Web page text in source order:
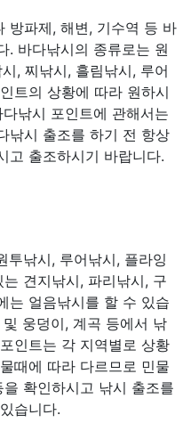
방파제, 해변, 기수역 등 바
. 바다낚시의 종류로는 원
, 찌낚시, 흘림낚시, 루어
트의 상황에 따라 원하시
낚시 포인트에 관해서는
낚시 출조를 하기 전 항상
고 출조하시기 바랍니다.
투낚시, 루어낚시, 플라잉
견지낚시, 파리낚시, 구
는 얼음낚시를 할 수 있습
웅덩이, 계곡 등에서 낚
인트는 각 지역별로 상황
때에 따라 다르므로 민물
확인하시고 낚시 출조를
습니다.